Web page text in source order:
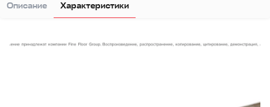
Описание Характеристики